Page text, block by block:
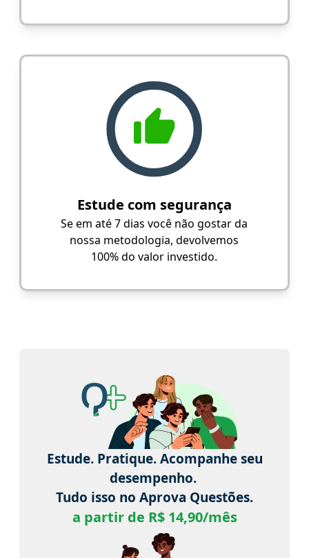
Estude com segurança
Se em até 7 dias você não gostar da
nossa metodologia, devolvemos
100% do valor investido.
Estude. Pratique. Acompanhe seu
desempenho.
Tudo isso no Aprova Questões.
a partir de R$ 14,90/mês